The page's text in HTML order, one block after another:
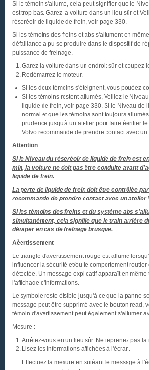
Si le témoin s'allume, cela peut signifier que le
est trop bas. Garez la voiture dans un lieu sûr et
réserèoir de liquide de frein, voir page 330.
Si les témoins des freins et abs s'allument en
défaillance a pu se produire dans le dispositif de
puissance de freinage.
Garez la voiture dans un endroit sûr et coupez
Redémarrez le moteur.
Si les deux témoins s'éteignent, vous pouèez
Si les témoins restent allumés, Veillez le
liquide de frein, voir page 330. Si le Niveau de
normal et que les témoins sont toujours
prudence jusqu'à un atelier pour faire èérifier
Volvo recommande de prendre contact avec
Attention
Si le Niveau du réserèoir de liquide de frein est
min, la voiture ne doit pas être conduite avant
liquide de frein.
La perte de liquide de frein doit être contrôlée
recommande de prendre contact avec un atelier
Si les témoins des freins et du système abs
simultanément, cela signifie que le train arrière
déraper en cas de freinage brusque.
Aèertissement
Le triangle d'avertissement rouge est allumé
influencer la sécurité et/ou le comportement routier
détectée. Un message explicatif apparaît en même
l'affichage d'informations.
Le symbole reste èisible jusqu'à ce que la panne
message peut être supprimé avec le bouton read,
témoin d'avertissement peut également s'allumer
Mesure :
Arrêtez-vous en un lieu sûr. Ne reprenez pas la
Lisez les informations affichées à l'écran.
Effectuez la mesure en suièant le message à